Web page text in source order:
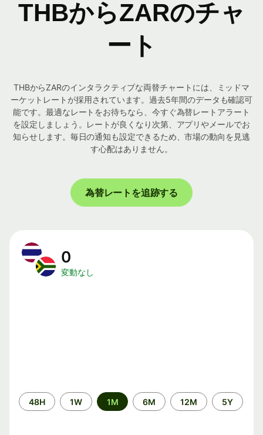
THBからZARのチャ
ート
THBからZARのインタラクティブな両替チャートには、ミッドマ
ーケットレートが採用されています。過去5年間のデータも確認可
能です。最適なレートをお待ちなら、今すぐ為替レートアラート
を設定しましょう。レートが良くなり次第、アプリやメールでお
知らせします。毎日の通知も設定できるため、市場の動向を見逃
す心配はありません。
為替レートを追跡する
0
変動なし
期
間
48H 1W 1M 6M 12M 5Y